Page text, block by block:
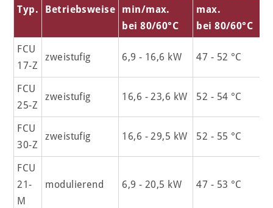
Typ. Betriebsweise
min/max.
bei 80/60°C
max.
bei 80/60°C
FCU
17-Z
zweistufig 6,9 - 16,6 kW 47 - 52 °C
FCU
25-Z
zweistufig 16,6 - 23,6 kW 52 - 54 °C
FCU
30-Z
zweistufig 16,6 - 29,5 kW 52 - 55 °C
FCU
21-
M
modulierend 6,9 - 20,5 kW 47 - 53 °C